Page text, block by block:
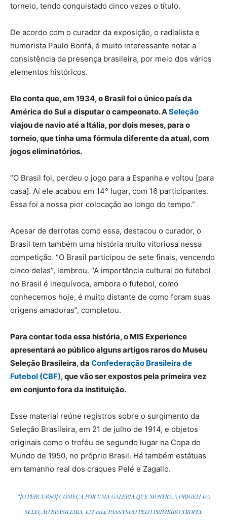
torneio, tendo conquistado cinco vezes o título.
De acordo com o curador da exposição, o radialista e
humorista Paulo Bonfá, é muito interessante notar a
consistência da presença brasileira, por meio dos vários
elementos históricos.
Ele conta que, em 1934, o Brasil foi o único país da
América do Sul a disputar o campeonato. ASeleção
viajou de navio até a Itália, por dois meses, para o
torneio, que tinha uma fórmula diferente da atual, com
jogos eliminatórios.
“O Brasil foi, perdeu o jogo para a Espanha e voltou [para
casa]. Aí ele acabou em 14° lugar, com 16 participantes.
Essa foi a nossa pior colocação ao longo do tempo.”
Apesar de derrotas como essa, destacou o curador, o
Brasil tem também uma história muito vitoriosa nessa
competição. “O Brasil participou de sete finais, vencendo
cinco delas”, lembrou. “A importância cultural do futebol
no Brasil é inequívoca, embora o futebol, como
conhecemos hoje, é muito distante de como foram suas
origens amadoras”, completou.
Para contar toda essa história, o MIS Experience
apresentará ao público alguns artigos raros do Museu
Seleção Brasileira, da Confederação Brasileira de
Futebol (CBF), que vão ser expostos pela primeira vez
em conjunto fora da instituição.
Esse material reúne registros sobre o surgimento da
Seleção Brasileira, em 21 de julho de 1914, e objetos
originais como o troféu de segundo lugar na Copa do
Mundo de 1950, no próprio Brasil. Há também estátuas
em tamanho real dos craques Pelé e Zagallo.
“[O PERCURSO] COMEÇA POR UMA GALERIA QUE MOSTRA A ORIGEM DA
SELEÇÃO BRASILEIRA, EM 1914, PASSANDO PELO PRIMEIRO TROFÉU